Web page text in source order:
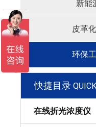
新能
皮革
环保
快捷目录
在线折光浓度仪